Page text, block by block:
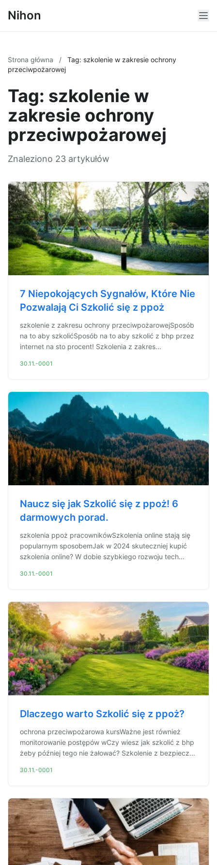
Nihon
Strona główna /
Tag: szkolenie w zakresie ochrony
przeciwpożarowej
Tag: szkolenie w
zakresie ochrony
przeciwpożarowej
Znaleziono 23 artykułów
7 Niepokojących Sygnałów, Które Nie
Pozwalają Ci Szkolić się z ppoż
szkolenie z zakresu ochrony przeciwpożarowejSposób
na to aby szkolićSposób na to aby szkolić z bhp przez
internet na sto procent! Szkolenia z zakres...
30.11.-0001
Naucz się jak Szkolić się z ppoż! 6
darmowych porad.
szkolenia ppoż pracownikówSzkolenia online stają się
popularnym sposobemJak w 2024 skuteczniej kupić
szkolenia online? W dobie szybkiego rozwoju tech...
30.11.-0001
Dlaczego warto Szkolić się z ppoż?
ochrona przeciwpożarowa kursWażne jest również
monitorowanie postępów wCzy wiesz jak szkolić z bhp
żeby później tego nie żałować? Szkolenie z bezpiecz...
30.11.-0001